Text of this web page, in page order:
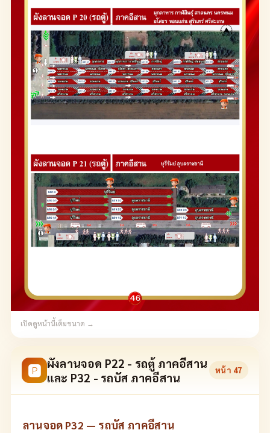
เปิดดูหน้านี้เต็มขนาด →
🅿 ผังลานจอด P22 - รถตู้ ภาคอีสาน
และ P32 - รถบัส ภาคอีสาน
หน้า 47
ลานจอด P32 — รถบัส ภาคอีสาน